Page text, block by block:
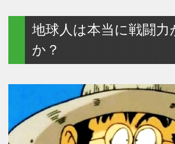
地球人は本当に戦闘力
か？